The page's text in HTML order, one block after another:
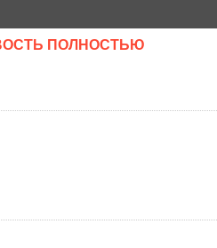
ПОЛНОСТЬЮ